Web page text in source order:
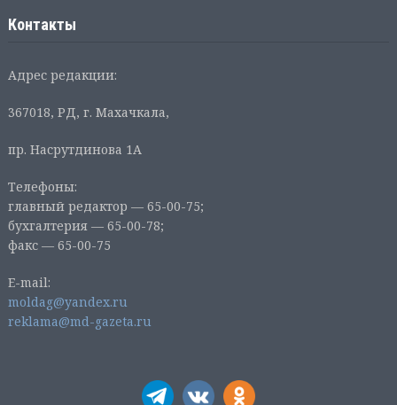
Контакты
Адрес редакции:
367018, РД, г. Махачкала,
пр. Насрутдинова 1А
Телефоны:
главный редактор — 65-00-75;
бухгалтерия — 65-00-78;
факс — 65-00-75
E-mail:
moldag@yandex.ru
reklama@md-gazeta.ru